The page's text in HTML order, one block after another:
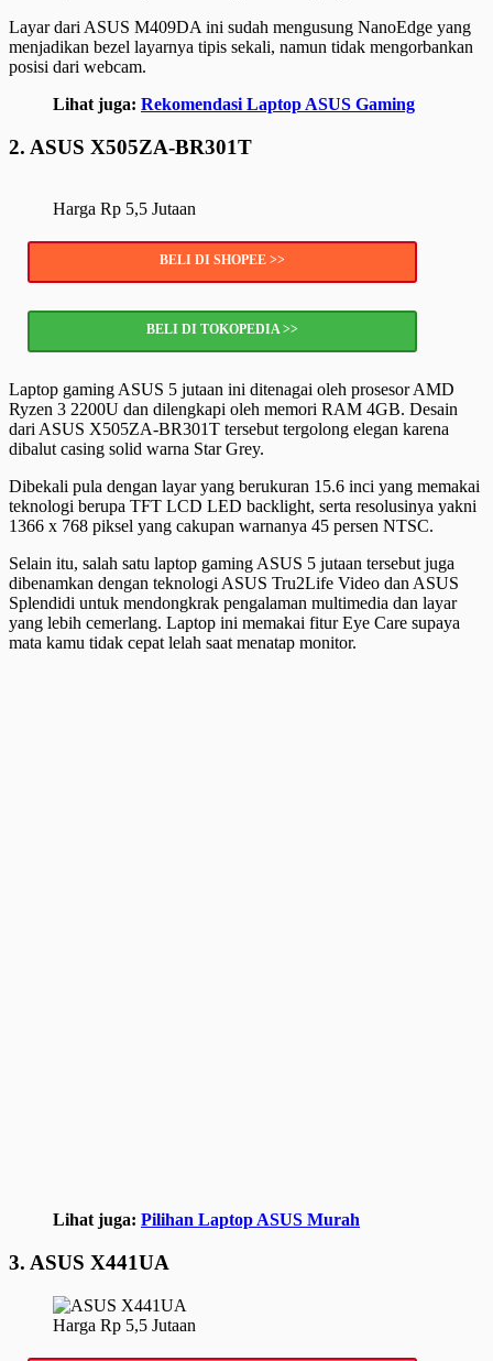
Layar dari ASUS M409DA ini sudah mengusung NanoEdge yang
menjadikan bezel layarnya tipis sekali, namun tidak mengorbankan
posisi dari webcam.
Lihat juga: Rekomendasi Laptop ASUS Gaming
2. ASUS X505ZA-BR301T
Harga Rp 5,5 Jutaan
BELI DI SHOPEE >>
BELI DI TOKOPEDIA >>
Laptop gaming ASUS 5 jutaan ini ditenagai oleh prosesor AMD
Ryzen 3 2200U dan dilengkapi oleh memori RAM 4GB. Desain
dari ASUS X505ZA-BR301T tersebut tergolong elegan karena
dibalut casing solid warna Star Grey.
Dibekali pula dengan layar yang berukuran 15.6 inci yang memakai
teknologi berupa TFT LCD LED backlight, serta resolusinya yakni
1366 x 768 piksel yang cakupan warnanya 45 persen NTSC.
Selain itu, salah satu laptop gaming ASUS 5 jutaan tersebut juga
dibenamkan dengan teknologi ASUS Tru2Life Video dan ASUS
Splendidi untuk mendongkrak pengalaman multimedia dan layar
yang lebih cemerlang. Laptop ini memakai fitur Eye Care supaya
mata kamu tidak cepat lelah saat menatap monitor.
Lihat juga: Pilihan Laptop ASUS Murah
3. ASUS X441UA
Harga Rp 5,5 Jutaan